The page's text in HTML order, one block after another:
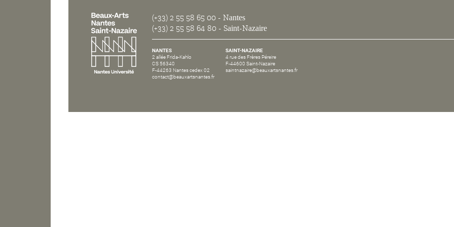
(+33) 2 55 58 65 00 - Nantes
(+33) 2 55 58 64 80 - Saint-Nazaire
NANTES
2 allée Frida-Kahlo
CS 56340
F-44263 Nantes cedex 02
contact@beauxartsnantes.fr
SAINT-NAZAIRE
4 rue des Frères Péreire
F-44600 Saint-Nazaire
saintnazaire@beauxartsnantes.fr